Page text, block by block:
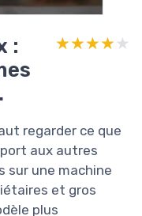
:
★★★★★
★★★★★
regarder ce que
aux autres
sur une machine
et gros
plus